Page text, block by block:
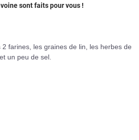
sont faits pour vous !
farines, les graines de lin, les herbes de
un peu de sel.